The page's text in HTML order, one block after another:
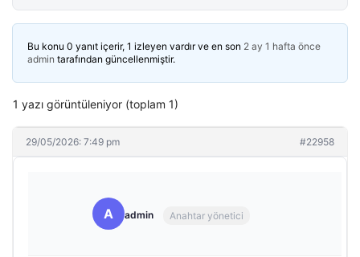
Bu konu 0 yanıt içerir, 1 izleyen vardır ve en son 2 ay 1 hafta önce
admin tarafından güncellenmiştir.
1 yazı görüntüleniyor (toplam 1)
29/05/2026: 7:49 pm #22958
A admin Anahtar yönetici